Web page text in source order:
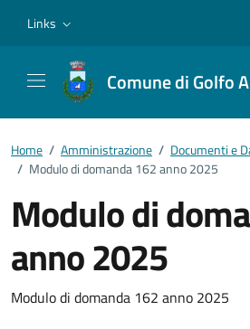
Links
Comune di Golfo
Home / Amministrazione / Documenti e
/ Modulo di domanda 162 anno 2025
Modulo di
anno 2025
Dettagli del
Modulo di domanda 162 anno 2025